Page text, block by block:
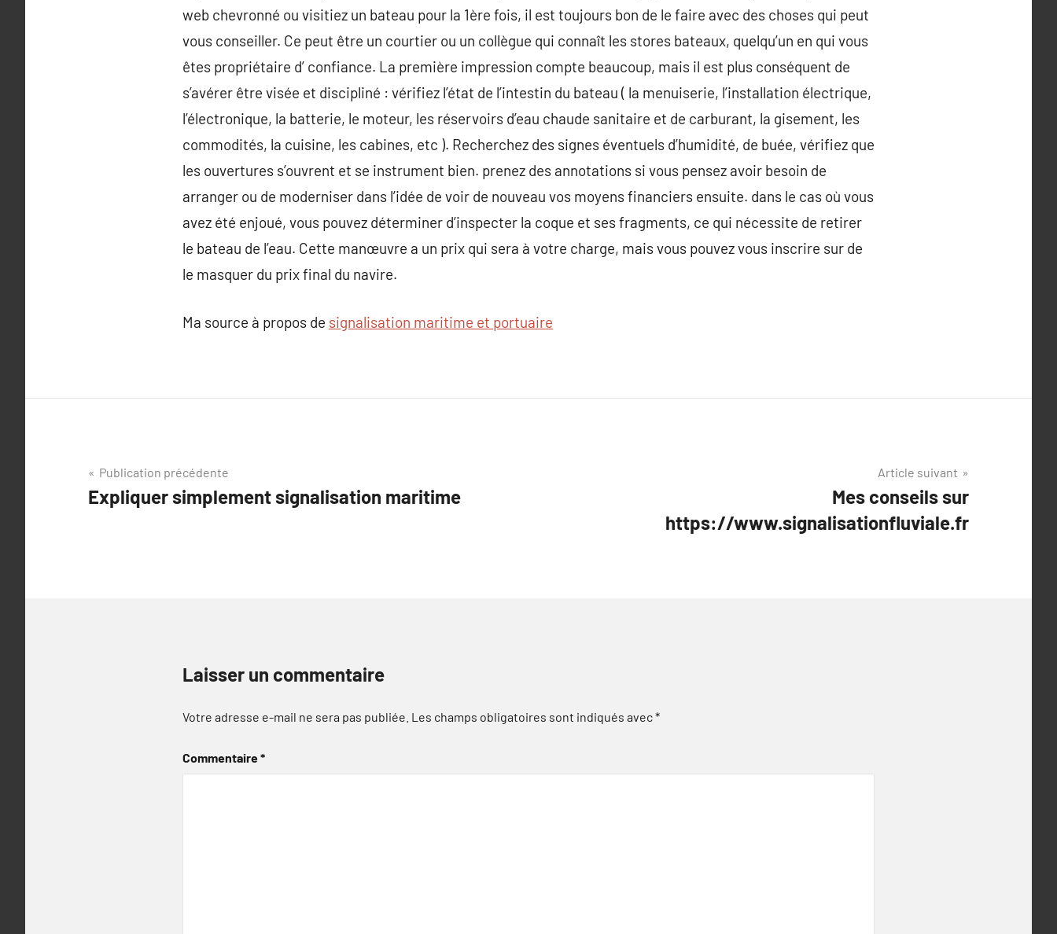
web chevronné ou visitiez un bateau pour la 1ère fois, il est toujours bon de le faire avec des choses qui peut
vous conseiller. Ce peut être un courtier ou un collègue qui connaît les stores bateaux, quelqu’un en qui vous
êtes propriétaire d’ confiance. La première impression compte beaucoup, mais il est plus conséquent de
s’avérer être visée et discipliné : vérifiez l’état de l’intestin du bateau ( la menuiserie, l’installation électrique,
l’électronique, la batterie, le moteur, les réservoirs d’eau chaude sanitaire et de carburant, la gisement, les
commodités, la cuisine, les cabines, etc ). Recherchez des signes éventuels d’humidité, de buée, vérifiez que
les ouvertures s’ouvrent et se instrument bien. prenez des annotations si vous pensez avoir besoin de
arranger ou de moderniser dans l’idée de voir de nouveau vos moyens financiers ensuite. dans le cas où vous
avez été enjoué, vous pouvez déterminer d’inspecter la coque et ses fragments, ce qui nécessite de retirer
le bateau de l’eau. Cette manœuvre a un prix qui sera à votre charge, mais vous pouvez vous inscrire sur de
le masquer du prix final du navire.
Ma source à propos de signalisation maritime et portuaire
Navigation
de
Publication précédente
Expliquer simplement signalisation maritime
Article suivant
Mes conseils sur
https://www.signalisationfluviale.fr
Laisser un commentaire
Votre adresse e-mail ne sera pas publiée. Les champs obligatoires sont indiqués avec*
Commentaire*